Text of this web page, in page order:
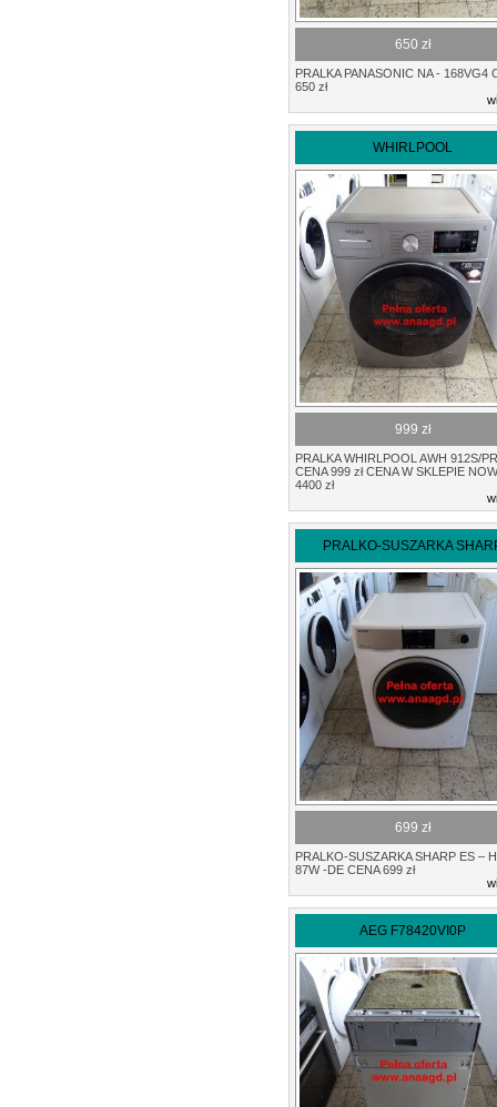
650 zł
PRALKA PANASONIC NA - 168VG4
650 zł
WHIRLPOOL
999 zł
PRALKA WHIRLPOOL AWH 912S/
CENA 999 zł CENA W SKLEPIE
4400 zł
PRALKO-SUSZARKA
699 zł
PRALKO-SUSZARKA SHARP ES –
87W -DE CENA 699 zł
AEG F78420VI0P